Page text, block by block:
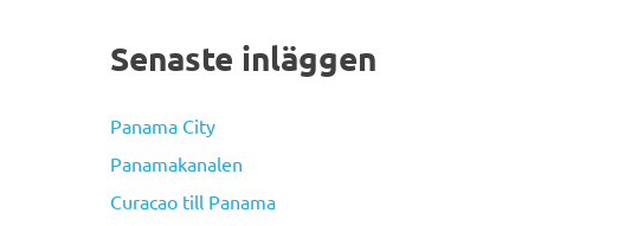
Senaste inläggen
Panama City
Panamakanalen
Curacao till Panama